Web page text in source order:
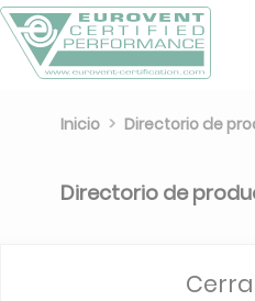
Inicio Directorio de
Directorio de